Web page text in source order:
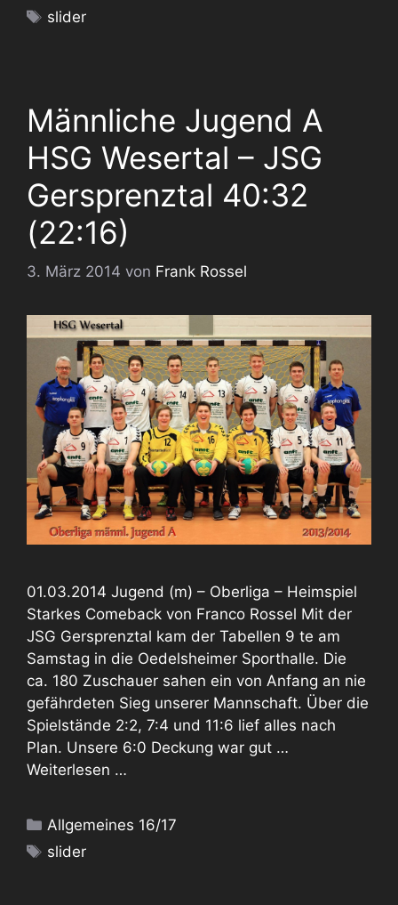
Schlagwörter
slider
Männliche Jugend A
HSG Wesertal – JSG
Gersprenztal 40:32
(22:16)
3. März 2014 von Frank Rossel
01.03.2014 Jugend (m) – Oberliga – Heimspiel
Starkes Comeback von Franco Rossel Mit der
JSG Gersprenztal kam der Tabellen 9 te am
Samstag in die Oedelsheimer Sporthalle. Die
ca. 180 Zuschauer sahen ein von Anfang an nie
gefährdeten Sieg unserer Mannschaft. Über die
Spielstände 2:2, 7:4 und 11:6 lief alles nach
Plan. Unsere 6:0 Deckung war gut …
Weiterlesen …
Kategorien
Allgemeines 16/17
Schlagwörter
slider